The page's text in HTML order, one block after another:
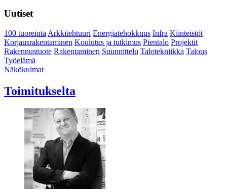
Uutiset
100 tuoreinta Arkkitehtuuri Energiatehokkuus Infra Kiinteistöt
Korjausrakentaminen Koulutus ja tutkimus Pientalo Projektit
Rakennustuote Rakentaminen Suunnittelu Talotekniikka Talous
Työelämä
Näkökulmat
Toimitukselta